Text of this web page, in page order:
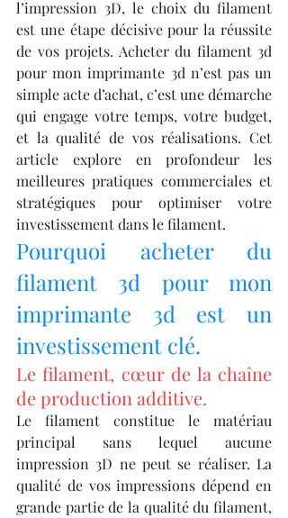
l’impression 3D, le choix du filament
est une étape décisive pour la réussite
de vos projets. Acheter du filament 3d
pour mon imprimante 3d n’est pas un
simple acte d’achat, c’est une démarche
qui engage votre temps, votre budget,
et la qualité de vos réalisations. Cet
article explore en profondeur les
meilleures pratiques commerciales et
stratégiques pour optimiser votre
investissement dans le filament.
Pourquoi acheter du
filament 3d pour mon
imprimante 3d est un
investissement clé.
Le filament, cœur de la chaîne
de production additive.
Le filament constitue le matériau
principal sans lequel aucune
impression 3D ne peut se réaliser. La
qualité de vos impressions dépend en
grande partie de la qualité du filament,